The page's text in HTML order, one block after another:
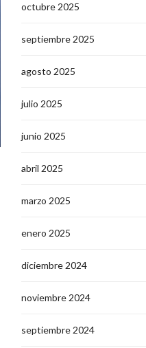
octubre 2025
septiembre 2025
agosto 2025
julio 2025
junio 2025
abril 2025
marzo 2025
enero 2025
diciembre 2024
noviembre 2024
septiembre 2024